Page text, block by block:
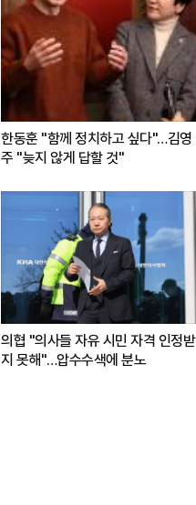
한동훈 "함께 정치하고 싶다"…김영
주 "늦지 않게 답할 것"
의협 "의사들 자유 시민 자격 인정받
지 못해"…압수수색에 분노